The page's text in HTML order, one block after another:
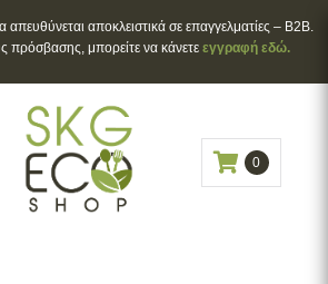
αποκλειστικά σε επαγγελματίες – B2B.
πρόσβασης, μπορείτε να κάνετε εγγραφή εδώ.
0